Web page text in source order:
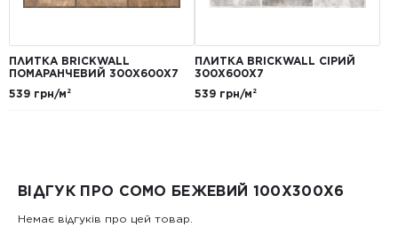
ПЛИТКА BRICKWALL
ПОМАРАНЧЕВИЙ 300Х600Х7
539 грн/м²
ПЛИТКА BRICKWALL СІРИЙ
300Х600Х7
539 грн/м²
ВІДГУК ПРО COMO БЕЖЕВИЙ 100Х300X6
Немає відгуків про цей товар.